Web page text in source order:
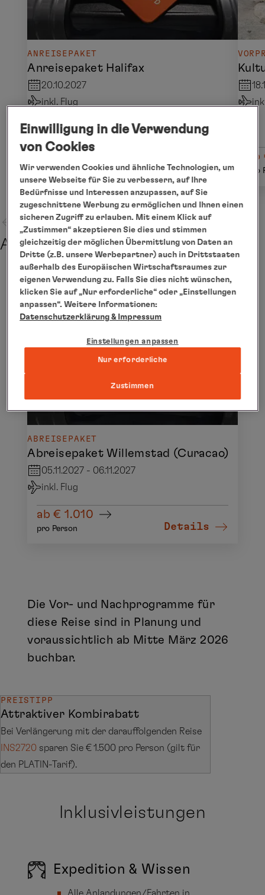
ANREISEPAKET
Anreisepaket Halifax
20.10.2027
inkl. Flug
pro Person Details pro
Abreise
ABREISEPAKET
Abreisepaket Willemstad (Curacao)
05.11.2027 - 06.11.2027
inkl. Flug
ab € 1.010
pro Person Details
Die Vor- und Nachprogramme für
diese Reise sind in Planung und
voraussichtlich ab Mitte März 2026
buchbar.
PREISTIPP
Attraktiver Kombirabatt
Bei Verlängerung mit der darauffolgenden Reise
INS2720 sparen Sie € 1.500 pro Person (gilt für
den PLATIN-Tarif).
Inklusivleistungen
Expedition & Wissen
Einwilligung in die Verwendung
von Cookies
Wir verwenden Cookies und ähnliche Technologien, um
unsere Webseite für Sie zu verbessern, auf Ihre
Bedürfnisse und Interessen anzupassen, auf Sie
zugeschnittene Werbung zu ermöglichen und Ihnen einen
sicheren Zugriff zu erlauben. Mit einem Klick auf
„Zustimmen“ akzeptieren Sie dies und stimmen
gleichzeitig der möglichen Übermittlung von Daten an
Dritte (z.B. unsere Werbepartner) auch in Drittstaaten
außerhalb des Europäischen Wirtschaftsraumes zur
eigenen Verwendung zu. Falls Sie dies nicht wünschen,
klicken Sie auf „Nur erforderliche“ oder „Einstellungen
anpassen“. Weitere Informationen:
Datenschutzerklärung & Impressum
Einstellungen anpassen
Nur erforderliche
Zustimmen